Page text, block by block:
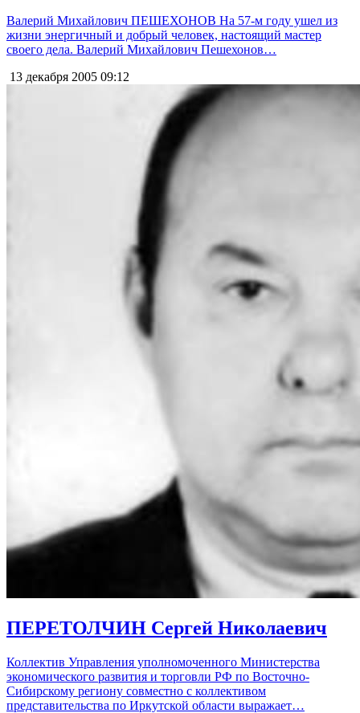
Валерий Михайлович ПЕШЕХОНОВ На 57-м году ушел из
жизни энергичный и добрый человек, настоящий мастер
своего дела. Валерий Михайлович Пешехонов…
13 декабря 2005 09:12
ПЕРЕТОЛЧИН Сергей Николаевич
Коллектив Управления уполномоченного Министерства
экономического развития и торговли РФ по Восточно-
Сибирскому региону совместно с коллективом
представительства по Иркутской области выражает…